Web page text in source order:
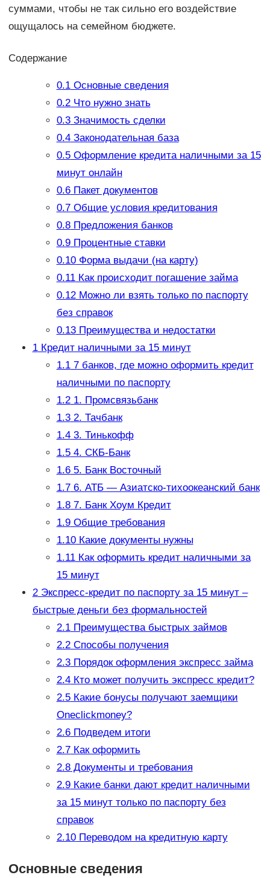
суммами, чтобы не так сильно его воздействие
ощущалось на семейном бюджете.
Содержание
0.1Основные сведения
0.2Что нужно знать
0.3Значимость сделки
0.4Законодательная база
0.5Оформление кредита наличными за 15
минут онлайн
0.6Пакет документов
0.7Общие условия кредитования
0.8Предложения банков
0.9Процентные ставки
0.10Форма выдачи (на карту)
0.11Как происходит погашение займа
0.12Можно ли взять только по паспорту
без справок
0.13Преимущества и недостатки
1Кредит наличными за 15 минут
1.17 банков, где можно оформить кредит
наличными по паспорту
1.21. Промсвязьбанк
1.32. Тачбанк
1.43. Тинькофф
1.54. СКБ-Банк
1.65. Банк Восточный
1.76. АТБ — Азиатско-тихоокеанский банк
1.87. Банк Хоум Кредит
1.9Общие требования
1.10Какие документы нужны
1.11Как оформить кредит наличными за
15 минут
2Экспресс-кредит по паспорту за 15 минут –
быстрые деньги без формальностей
2.1Преимущества быстрых займов
2.2Способы получения
2.3Порядок оформления экспресс займа
2.4Кто может получить экспресс кредит?
2.5Какие бонусы получают заемщики
Oneclickmoney?
2.6Подведем итоги
2.7Как оформить
2.8Документы и требования
2.9Какие банки дают кредит наличными
за 15 минут только по паспорту без
справок
2.10Переводом на кредитную карту
Основные сведения